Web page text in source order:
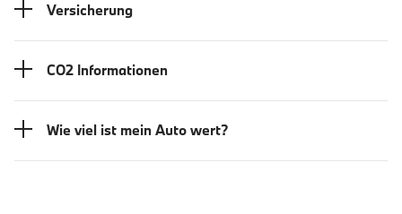
Versicherung
CO2 Informationen
Wie viel ist mein Auto wert?